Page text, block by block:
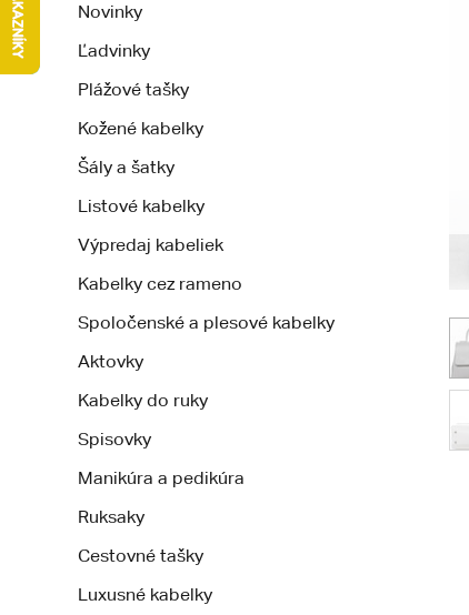
Novinky
Ľadvinky
Plážové tašky
Kožené kabelky
Šály a šatky
Listové kabelky
Výpredaj kabeliek
Kabelky cez rameno
Spoločenské a plesové kabelky
Aktovky
Kabelky do ruky
Spisovky
Manikúra a pedikúra
Ruksaky
Cestovné tašky
Luxusné kabelky